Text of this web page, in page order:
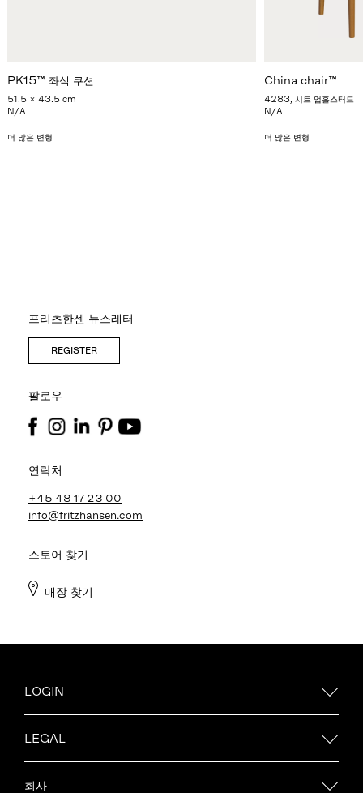
PK15™ 좌석 쿠션
51.5 x 43.5 cm
N/A
더 많은 변형
China chair™
4283, 시트 업홀스터드
N/A
더 많은 변형
프리츠한센 뉴스레터
REGISTER
팔로우
연락처
+45 48 17 23 00
info@fritzhansen.com
스토어 찾기
매장 찾기
LOGIN
LEGAL
회사